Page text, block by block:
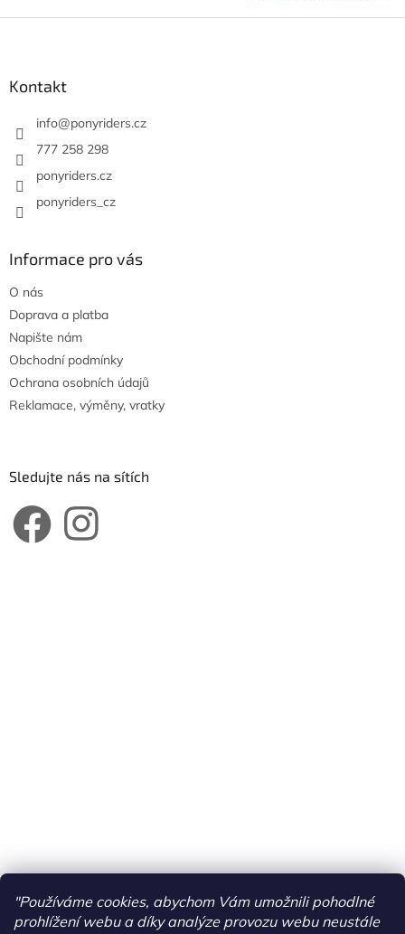
"Používáme cookies, abychom Vám umožnili pohodlné
prohlížení webu a díky analýze provozu webu neustále
Kontakt
info@ponyriders.cz
777 258 298
ponyriders.cz
ponyriders_cz
Informace pro vás
O nás
Doprava a platba
Napište nám
Obchodní podmínky
Ochrana osobních údajů
Reklamace, výměny, vratky
Sledujte nás na sítích